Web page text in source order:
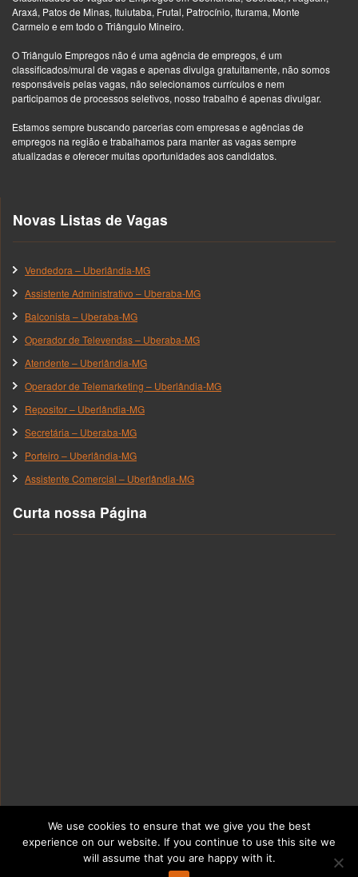
Araxá, Patos de Minas, Ituiutaba, Frutal, Patrocínio, Iturama, Monte
Carmelo e em todo o Triângulo Mineiro.
O Triângulo Empregos não é uma agência de empregos, é um
classificados/mural de vagas e apenas divulga gratuitamente, não somos
responsáveis pelas vagas, não selecionamos currículos e nem
participamos de processos seletivos, nosso trabalho é apenas divulgar.
Estamos sempre buscando parcerias com empresas e agências de
empregos na região e trabalhamos para manter as vagas sempre
atualizadas e oferecer muitas oportunidades aos candidatos.
Novas Listas de Vagas
Vendedora – Uberlândia-MG
Assistente Administrativo – Uberaba-MG
Balconista – Uberaba-MG
Operador de Televendas – Uberaba-MG
Atendente – Uberlândia-MG
Operador de Telemarketing – Uberlândia-MG
Repositor – Uberlândia-MG
Secretária – Uberaba-MG
Porteiro – Uberlândia-MG
Assistente Comercial – Uberlândia-MG
Curta nossa Página
We use cookies to ensure that we give you the best
experience on our website. If you continue to use this site we
will assume that you are happy with it.